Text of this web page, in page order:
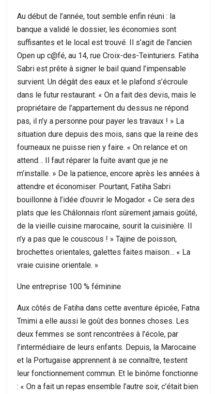
Au début de l’année, tout semble enfin réuni : la
banque a validé le dossier, les économies sont
suffisantes et le local est trouvé. Il s’agit de l’ancien
Open up c@fé, au 14, rue Croix-des-Teinturiers. Fatiha
Sabri est prête à signer le bail quand l’impensable
survient. Un dégât des eaux et le plafond s’écroule
dans le futur restaurant. « On a fait des devis, mais le
propriétaire de l’appartement du dessus ne répond
pas, il n’y a personne pour payer les travaux ! » La
situation dure depuis des mois, sans que la reine des
fourneaux ne puisse rien y faire. « On relance et on
attend… Il faut réparer la fuite avant que je ne
m’installe. » De la patience, encore après les années à
attendre et économiser. Pourtant, Fatiha Sabri
bouillonne à l’idée d’ouvrir le Mogador. « Ce sera des
plats que les Châlonnais n’ont sûrement jamais goûté,
de la vieille cuisine marocaine, sourit la cuisinière. Il
n’y a pas que le couscous ! » Tajine de poisson,
brochettes orientales, galettes faites maison… « La
vraie cuisine orientale. »
Une entreprise 100 % féminine
Aux côtés de Fatiha dans cette aventure épicée, Fatna
Tmimi a elle aussi le goût des bonnes choses. Les
deux femmes se sont rencontrées à l’école, par
l’intermédiaire de leurs enfants. Depuis, la Marocaine
et la Portugaise apprennent à se connaître, testent
leur fonctionnement commun. Et le binôme fonctionne
: « On a fait un repas ensemble l’autre soir, c’était bien